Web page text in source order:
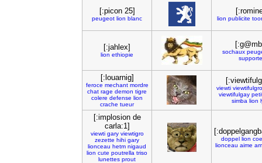
[:picon 25]
peugeot lion blanc lion publicite
[:jahlex]
lion ethiopie sochaux
[:louarnig]
feroce mechant mordre
chat rage demon tigre
colere defense lion
crache tueur
viewti viewtifulgro
viewtifulgay
simba lion
[:implosion de
carla:1]
viewti gary viewtigro
zezette hihi gary
lionceau hetm nigaud
lion cute poutrella triso
lunettes prout
doppel lion
lionceau aime